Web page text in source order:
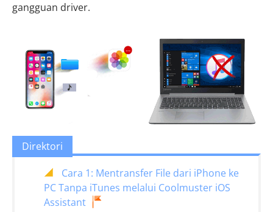
gangguan driver.
Direktori
Cara 1: Mentransfer File dari iPhone ke
PC Tanpa iTunes melalui Coolmuster iOS
Assistant